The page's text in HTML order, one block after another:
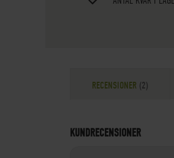
RECENSIONER 2
KUNDRECENSIONER